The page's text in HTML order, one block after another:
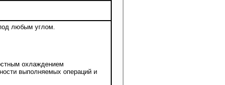
любым углом.
охлаждением
выполняемых операций и